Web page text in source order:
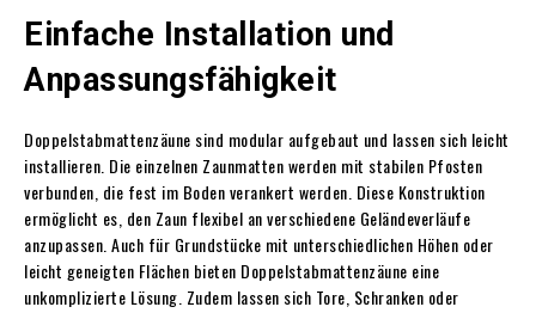
Einfache Installation und
Anpassungsfähigkeit
Doppelstabmattenzäune sind modular aufgebaut und lassen sich leicht
installieren. Die einzelnen Zaunmatten werden mit stabilen Pfosten
verbunden, die fest im Boden verankert werden. Diese Konstruktion
ermöglicht es, den Zaun flexibel an verschiedene Geländeverläufe
anzupassen. Auch für Grundstücke mit unterschiedlichen Höhen oder
leicht geneigten Flächen bieten Doppelstabmattenzäune eine
unkomplizierte Lösung. Zudem lassen sich Tore, Schranken oder